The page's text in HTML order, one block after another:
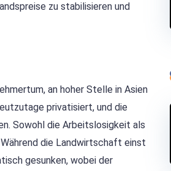
zu stabilisieren und
an hoher Stelle in Asien
privatisiert, und die
Sowohl die Arbeitslosigkeit als
die Landwirtschaft einst
gesunken, wobei der